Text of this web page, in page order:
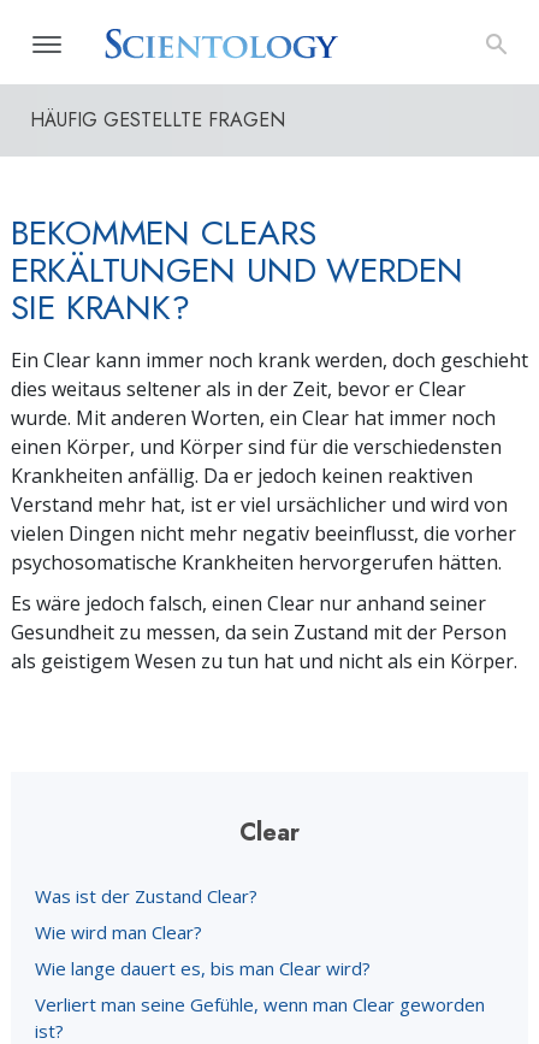
HÄUFIG GESTELLTE FRAGEN
BEKOMMEN CLEARS
ERKÄLTUNGEN UND WERDEN
SIE KRANK?
Ein Clear kann immer noch krank werden, doch geschieht
dies weitaus seltener als in der Zeit, bevor er Clear
wurde. Mit anderen Worten, ein Clear hat immer noch
einen Körper, und Körper sind für die verschiedensten
Krankheiten anfällig. Da er jedoch keinen reaktiven
Verstand mehr hat, ist er viel ursächlicher und wird von
vielen Dingen nicht mehr negativ beeinflusst, die vorher
psychosomatische Krankheiten hervorgerufen hätten.
Es wäre jedoch falsch, einen Clear nur anhand seiner
Gesundheit zu messen, da sein Zustand mit der Person
als geistigem Wesen zu tun hat und nicht als ein Körper.
Clear
Was ist der Zustand Clear?
Wie wird man Clear?
Wie lange dauert es, bis man Clear wird?
Verliert man seine Gefühle, wenn man Clear geworden
ist?